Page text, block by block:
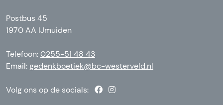
Postbus 45
1970 AA IJmuiden
Telefoon:0255-51 48 43
Email:gedenkboetiek@bc-westerveld.nl
Volg ons op de socials: